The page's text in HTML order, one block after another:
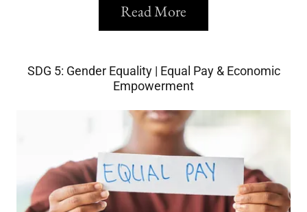
Read More
SDG 5: Gender Equality | Equal Pay & Economic
Empowerment